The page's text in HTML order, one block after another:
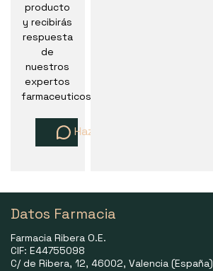
producto
y recibirás
respuesta
de
nuestros
expertos
farmaceuticos
Haz una pregunta
Datos Farmacia
Farmacia Ribera O.E.
CIF: E44755098
C/ de Ribera, 12, 46002, Valencia (España)